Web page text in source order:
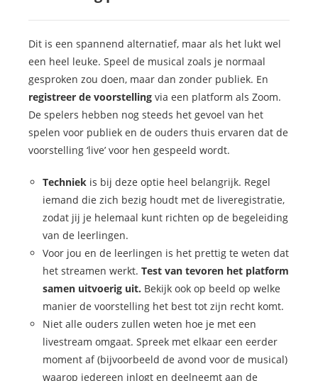
Dit is een spannend alternatief, maar als het lukt wel
een heel leuke. Speel de musical zoals je normaal
gesproken zou doen, maar dan zonder publiek. En
registreer de voorstelling via een platform als Zoom.
De spelers hebben nog steeds het gevoel van het
spelen voor publiek en de ouders thuis ervaren dat de
voorstelling ‘live’ voor hen gespeeld wordt.
Techniek is bij deze optie heel belangrijk. Regel
iemand die zich bezig houdt met de liveregistratie,
zodat jij je helemaal kunt richten op de begeleiding
van de leerlingen.
Voor jou en de leerlingen is het prettig te weten dat
het streamen werkt. Test van tevoren het platform
samen uitvoerig uit. Bekijk ook op beeld op welke
manier de voorstelling het best tot zijn recht komt.
Niet alle ouders zullen weten hoe je met een
livestream omgaat. Spreek met elkaar een eerder
moment af (bijvoorbeeld de avond voor de musical)
waarop iedereen inlogt en deelneemt aan de